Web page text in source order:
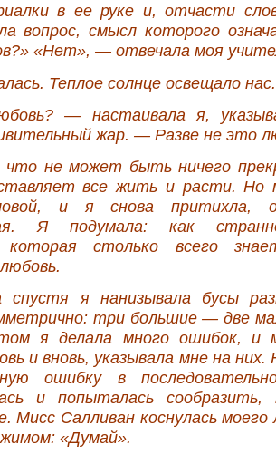
в ее руке и, отчасти
вопрос, смысл которого
«Нет», — отвечала моя
Теплое солнце освещало нас.
— настаивала я,
жар. — Разве не это
что не может быть ничего
все жить и расти. Но
и я снова притихла,
Я подумала: как
которая столько всего
я нанизывала бусы
три большие — две
я делала много ошибок, и
и вновь, указывала мне на них.
ошибку в
и попыталась
Мисс Салливан коснулась моего
«Думай».